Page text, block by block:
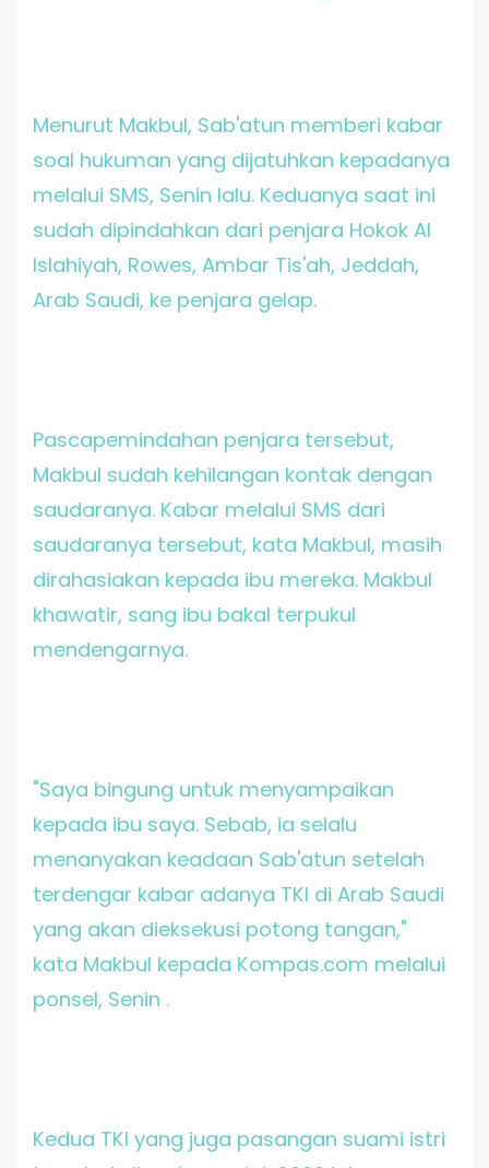
Menurut Makbul, Sab'atun memberi kabar
soal hukuman yang dijatuhkan kepadanya
melalui SMS, Senin lalu. Keduanya saat ini
sudah dipindahkan dari penjara Hokok Al
Islahiyah, Rowes, Ambar Tis'ah, Jeddah,
Arab Saudi, ke penjara gelap.
Pascapemindahan penjara tersebut,
Makbul sudah kehilangan kontak dengan
saudaranya. Kabar melalui SMS dari
saudaranya tersebut, kata Makbul, masih
dirahasiakan kepada ibu mereka. Makbul
khawatir, sang ibu bakal terpukul
mendengarnya.
"Saya bingung untuk menyampaikan
kepada ibu saya. Sebab, ia selalu
menanyakan keadaan Sab'atun setelah
terdengar kabar adanya TKI di Arab Saudi
yang akan dieksekusi potong tangan,"
kata Makbul kepada Kompas.com melalui
ponsel, Senin .
Kedua TKI yang juga pasangan suami istri